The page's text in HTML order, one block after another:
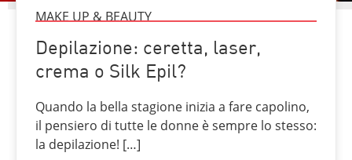
MAKE UP & BEAUTY
Depilazione: ceretta, laser,
crema o Silk Epil?
Quando la bella stagione inizia a fare capolino,
il pensiero di tutte le donne è sempre lo stesso:
la depilazione! […]